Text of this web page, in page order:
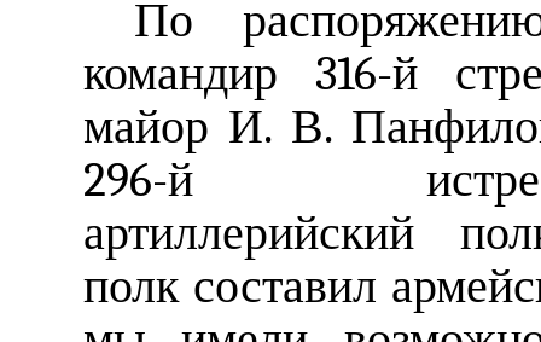
По
командир 316-й
майор И. В.
296-й
артиллерийский
полк составил